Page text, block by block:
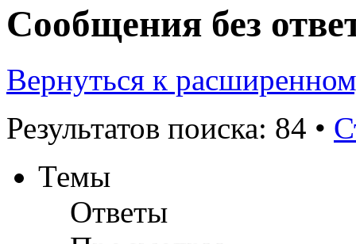
Сообщения без
Вернуться к
Результатов поиска: 84 •
Темы
Ответы